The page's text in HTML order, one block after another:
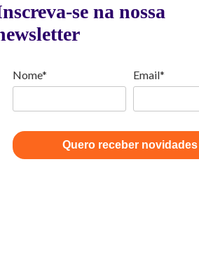
se na nossa
Nome* Email*
Quero receber novidades